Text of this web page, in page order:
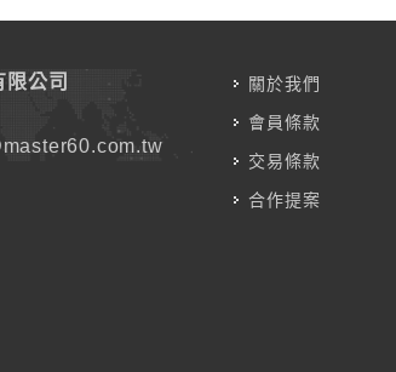
公司
關於我們
會員條款
交易條款
合作提案